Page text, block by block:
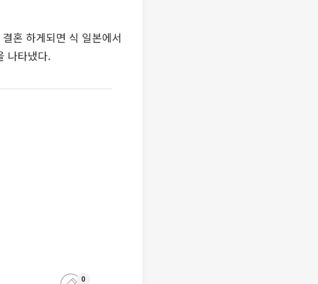
혼 하게되면 식 일본에서
나타냈다.
0